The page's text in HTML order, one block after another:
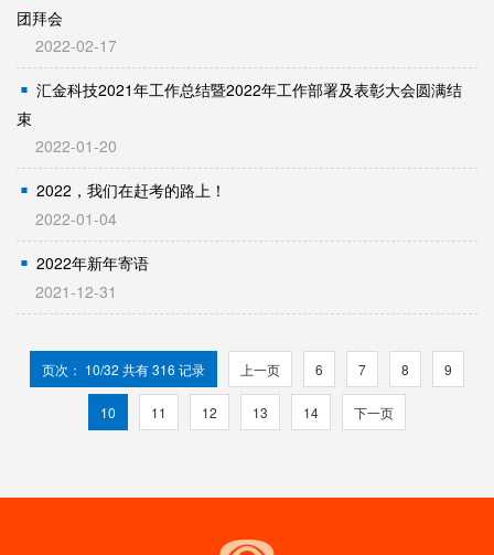
团拜会
2022-02-17
汇金科技2021年工作总结暨2022年工作部署及表彰大会圆满结
束
2022-01-20
2022，我们在赶考的路上！
2022-01-04
2022年新年寄语
2021-12-31
页次： 10/32 共有 316 记录 上一页 6 7 8 9
10 11 12 13 14 下一页